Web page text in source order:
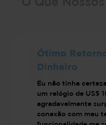
Ótimo
Dinheiro
Eu não tinha
um relógio de US$
agradavelmente
conexão com meu